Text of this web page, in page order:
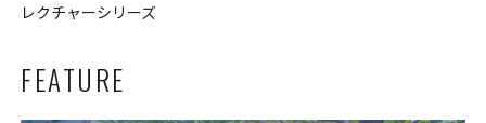
レクチャーシリーズ
FEATURE